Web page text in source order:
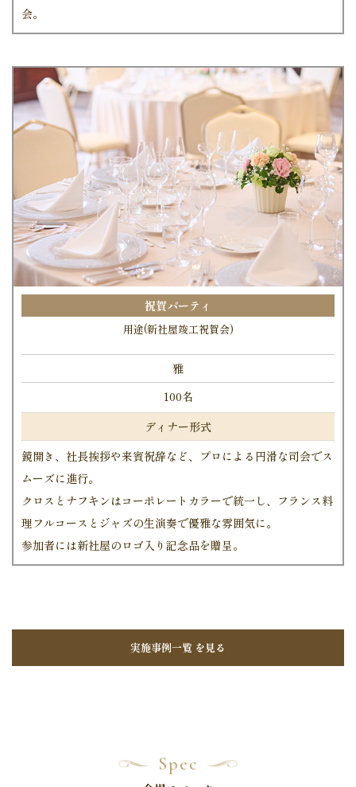
祝賀パーティ
用途(新社屋竣工祝賀会)
雅
100名
ディナー形式
鏡開き、社長挨拶や来賓祝辞など、プロによる円滑な司会でス
ムーズに進行。
クロスとナフキンはコーポレートカラーで統一し、フランス料
理フルコースとジャズの生演奏で優雅な雰囲気に。
参加者には新社屋のロゴ入り記念品を贈呈。
会。
実施事例一覧 を見る
Spec